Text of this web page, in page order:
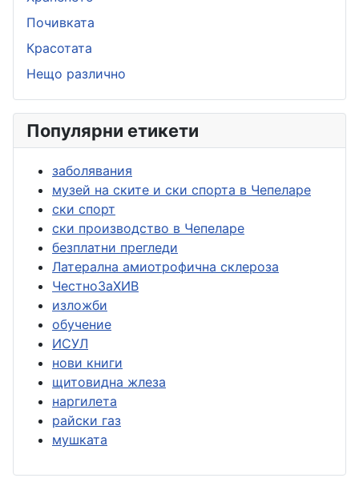
Почивката
Красотата
Нещо различно
Популярни етикети
заболявания
музей на ските и ски спорта в Чепеларе
ски спорт
ски производство в Чепеларе
безплатни прегледи
Латерална амиотрофична склероза
ЧестноЗаХИВ
изложби
обучение
ИСУЛ
нови книги
щитовидна жлеза
наргилета
райски газ
мушката